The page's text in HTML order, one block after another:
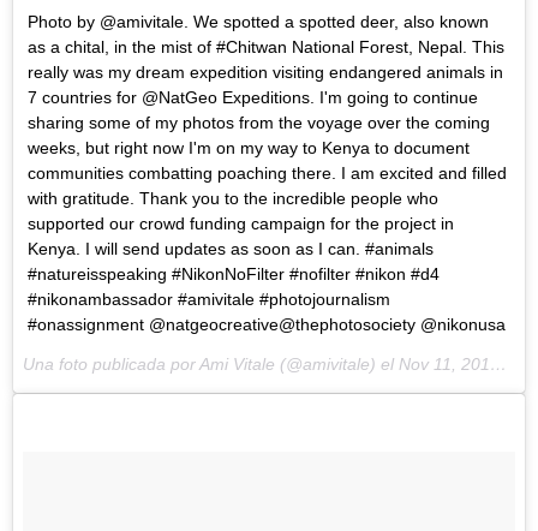
Photo by @amivitale. We spotted a spotted deer, also known
as a chital, in the mist of #Chitwan National Forest, Nepal. This
really was my dream expedition visiting endangered animals in
7 countries for @NatGeo Expeditions. I'm going to continue
sharing some of my photos from the voyage over the coming
weeks, but right now I'm on my way to Kenya to document
communities combatting poaching there. I am excited and filled
with gratitude. Thank you to the incredible people who
supported our crowd funding campaign for the project in
Kenya. I will send updates as soon as I can. #animals
#natureisspeaking #NikonNoFilter #nofilter #nikon #d4
#nikonambassador #amivitale #photojournalism
#onassignment @natgeocreative@thephotosociety @nikonusa
Una foto publicada por Ami Vitale (@amivitale) el Nov 11, 2014 at 7:26 PST